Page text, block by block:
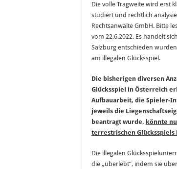
Die volle Tragweite wird erst
studiert und rechtlich
Rechtsanwälte GmbH. Bitte
vom 22.6.2022. Es handelt
Salzburg entschieden
am illegalen Glücksspiel.
Die bisherigen diversen
Glücksspiel in Österreich
Aufbauarbeit, die Spieler-
jeweils die
beantragt wurde, könnte
terrestrischen
Die illegalen
die „überlebt“, indem sie